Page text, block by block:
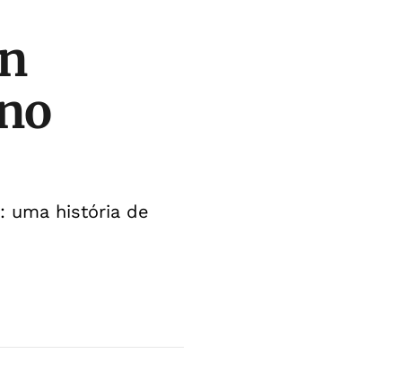
uma história de